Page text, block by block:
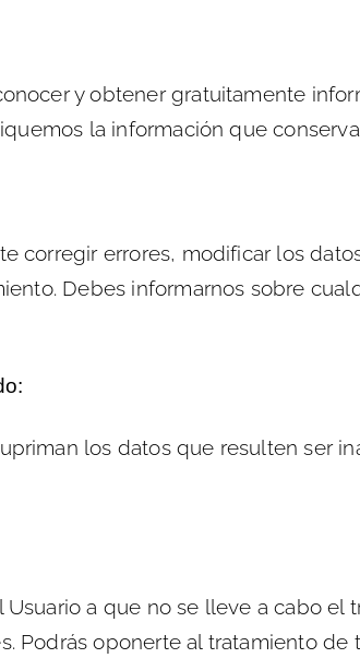
y obtener gratuitamente
la información que
corregir errores, modificar los
Debes informarnos sobre
los datos que resulten ser
a que no se lleve a cabo
Podrás oponerte al tratamiento